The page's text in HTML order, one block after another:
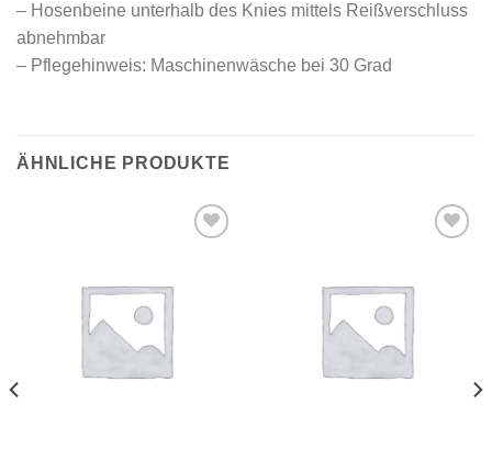
– Hosenbeine unterhalb des Knies mittels Reißverschluss
abnehmbar
– Pflegehinweis: Maschinenwäsche bei 30 Grad
ÄHNLICHE PRODUKTE